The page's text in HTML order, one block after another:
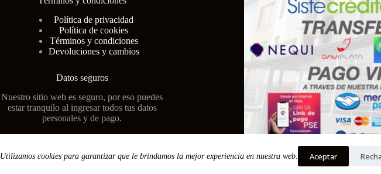
Utilizamos cookies para garantizar que le brindamos la mejor experiencia en nuestra web. Aceptar
Política de privacidad
Política de cookies
Términos y condiciones
Devoluciones y cambios
Datos seguros
Nuestro sitio web es seguro, por eso puedes
estar tranquilo al ingresar todos tus datos
personales y de pago.